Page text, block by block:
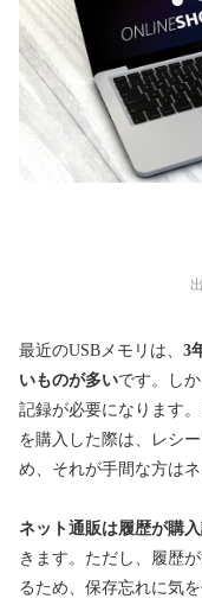
最近のUSBメモリは、 3
いものが多いです。し
記録が必要になります
を購入した際は、レシ
め、それが手間な方は
ネット通販は履歴が購
きます。ただし、履歴
るため、保存忘れに気を